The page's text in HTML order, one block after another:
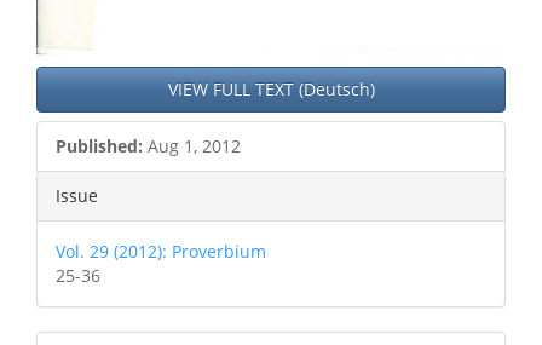
VIEW FULL TEXT (Deutsch)
Published: Aug 1, 2012
Issue
Vol. 29 (2012): Proverbium
25-36